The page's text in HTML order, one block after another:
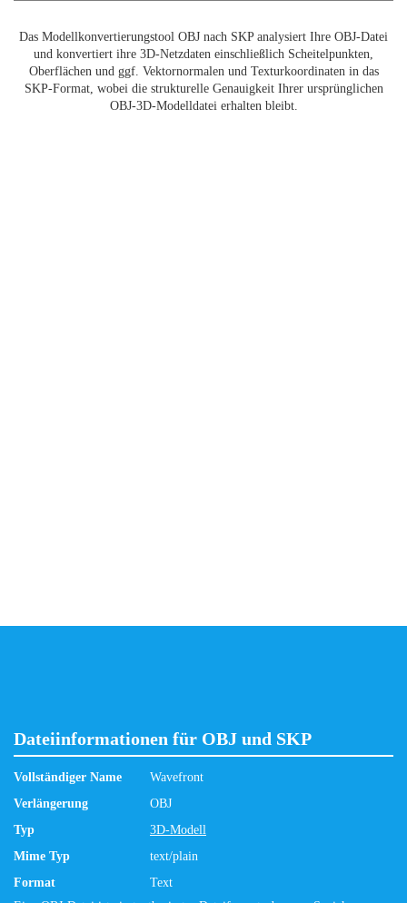
Das Modellkonvertierungstool OBJ nach SKP analysiert Ihre OBJ-Datei
und konvertiert ihre 3D-Netzdaten einschließlich Scheitelpunkten,
Oberflächen und ggf. Vektornormalen und Texturkoordinaten in das
SKP-Format, wobei die strukturelle Genauigkeit Ihrer ursprünglichen
OBJ-3D-Modelldatei erhalten bleibt.
Dateiinformationen für OBJ und SKP
Vollständiger Name
Wavefront
Verlängerung
OBJ
Typ
3D-Modell
Mime Typ
text/plain
Format
Text